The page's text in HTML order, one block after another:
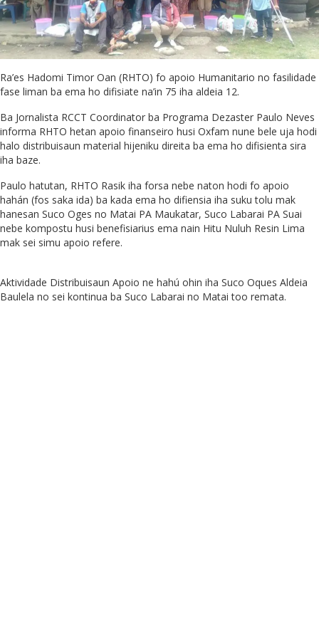
Ra’es Hadomi Timor Oan (RHTO) fo apoio Humanitario no fasilidade
fase liman ba ema ho difisiate na’in 75 iha aldeia 12.
Ba Jornalista RCCT Coordinator ba Programa Dezaster Paulo Neves
informa RHTO hetan apoio finanseiro husi Oxfam nune bele uja hodi
halo distribuisaun material hijeniku direita ba ema ho difisienta sira
iha baze.
Paulo hatutan, RHTO Rasik iha forsa nebe naton hodi fo apoio
hahán (fos saka ida) ba kada ema ho difiensia iha suku tolu mak
hanesan Suco Oges no Matai PA Maukatar, Suco Labarai PA Suai
nebe kompostu husi benefisiarius ema nain Hitu Nuluh Resin Lima
mak sei simu apoio refere.
Aktividade Distribuisaun Apoio ne hahú ohin iha Suco Oques Aldeia
Baulela no sei kontinua ba Suco Labarai no Matai too remata.